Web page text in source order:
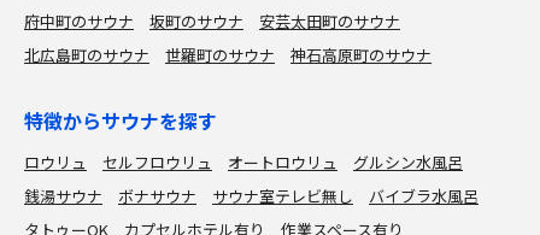
府中町のサウナ
坂町のサウナ
安芸太田町のサウナ
北広島町のサウナ
世羅町のサウナ 神石高原町のサウナ
特徴からサウナを探す
ロウリュ セルフロウリュ オートロウリュ
グルシン水風呂
銭湯サウナ
ボナサウナ サウナ室テレビ無し
バイブラ水風呂
タトゥーOK
カプセルホテル有り
作業スペース有り